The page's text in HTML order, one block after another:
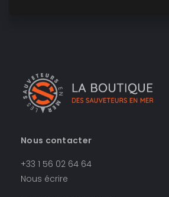
Nous contacter
+33 1 56 02 64 64
Nous écrire